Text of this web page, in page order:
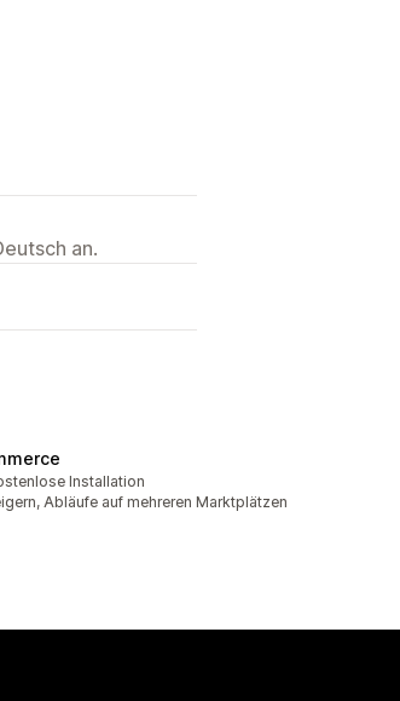
an.
insgesamtInstallation
Abläufe auf mehreren Marktplätzen